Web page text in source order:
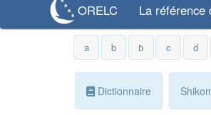
ORELC La référence
a b ɓ c d
Dictionnaire